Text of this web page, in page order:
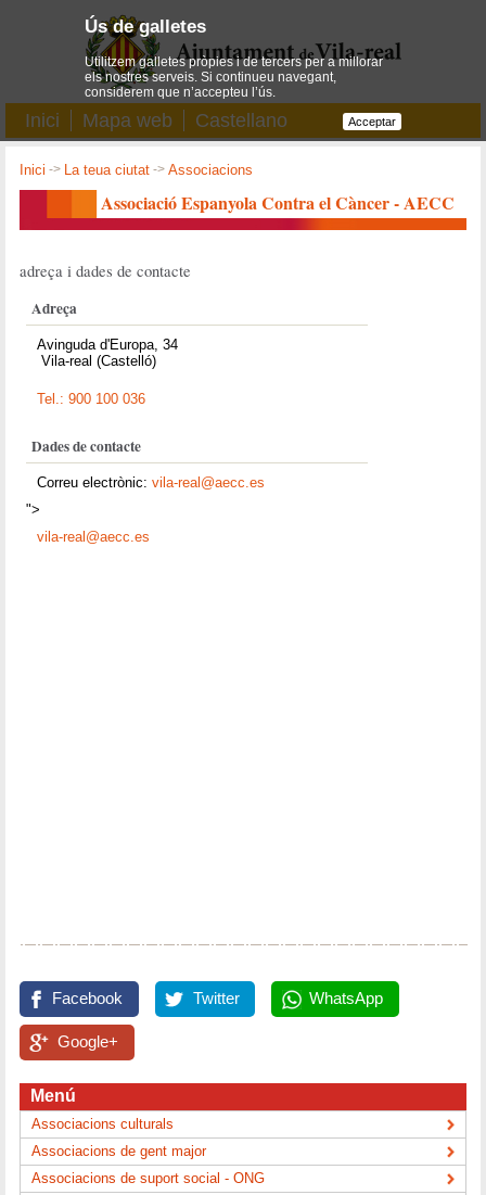
Inici Mapa web Castellano
Inici -> La teua ciutat ->Associacions
Associació Espanyola Contra el Càncer - AECC
adreça i dades de contacte
Adreça
Avinguda d'Europa, 34
Vila-real (Castelló)
Tel.: 900 100 036
Dades de contacte
Correu electrònic:vila-real@aecc.es
">
vila-real@aecc.es
Facebook Twitter WhatsApp
Google+
Menú
Associacions culturals
Associacions de gent major
Associacions de suport social - ONG
Ús de galletes
Utilitzem galletes pròpies i de tercers per a millorar
els nostres serveis. Si continueu navegant,
considerem que n’accepteu l’ús.
Acceptar